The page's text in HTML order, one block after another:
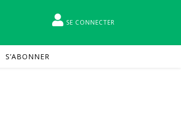
SE CONNECTER
S’ABONNER